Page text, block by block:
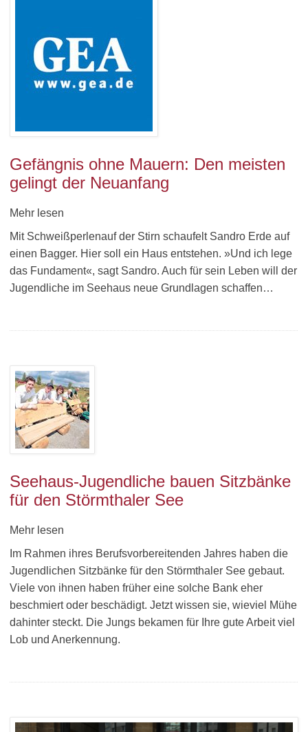
Gefängnis ohne Mauern: Den meisten
gelingt der Neuanfang
Mehr lesen
Mit Schweißperlenauf der Stirn schaufelt Sandro Erde auf
einen Bagger. Hier soll ein Haus entstehen. »Und ich lege
das Fundament«, sagt Sandro. Auch für sein Leben will der
Jugendliche im Seehaus neue Grundlagen schaffen…
Seehaus-Jugendliche bauen Sitzbänke
für den Störmthaler See
Mehr lesen
Im Rahmen ihres Berufsvorbereitenden Jahres haben die
Jugendlichen Sitzbänke für den Störmthaler See gebaut.
Viele von ihnen haben früher eine solche Bank eher
beschmiert oder beschädigt. Jetzt wissen sie, wieviel Mühe
dahinter steckt. Die Jungs bekamen für Ihre gute Arbeit viel
Lob und Anerkennung.